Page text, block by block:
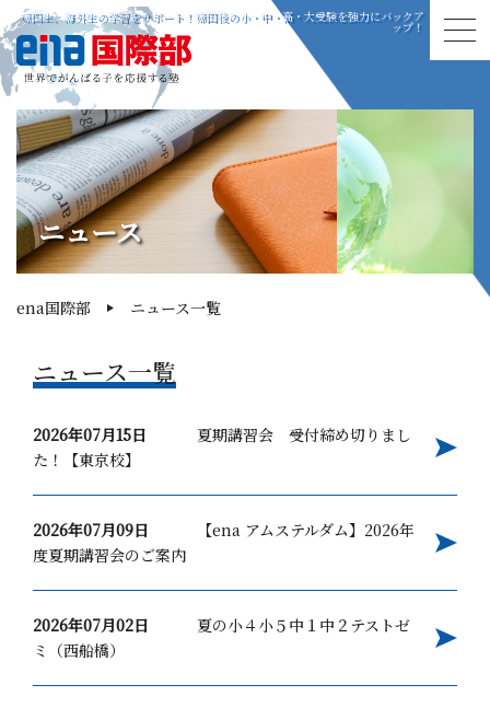
帰国生、海外生の学習をサポート！帰国後の小・中・高・大受験を強力にバックア
ップ！
ニュース
ena国際部 ニュース一覧
ニュース一覧
2026年07月15日
夏期講習会 受付締め切りまし
た！【東京校】
2026年07月09日
【ena アムステルダム】2026年
度夏期講習会のご案内
2026年07月02日
夏の小４小５中１中２テストゼ
ミ（西船橋）